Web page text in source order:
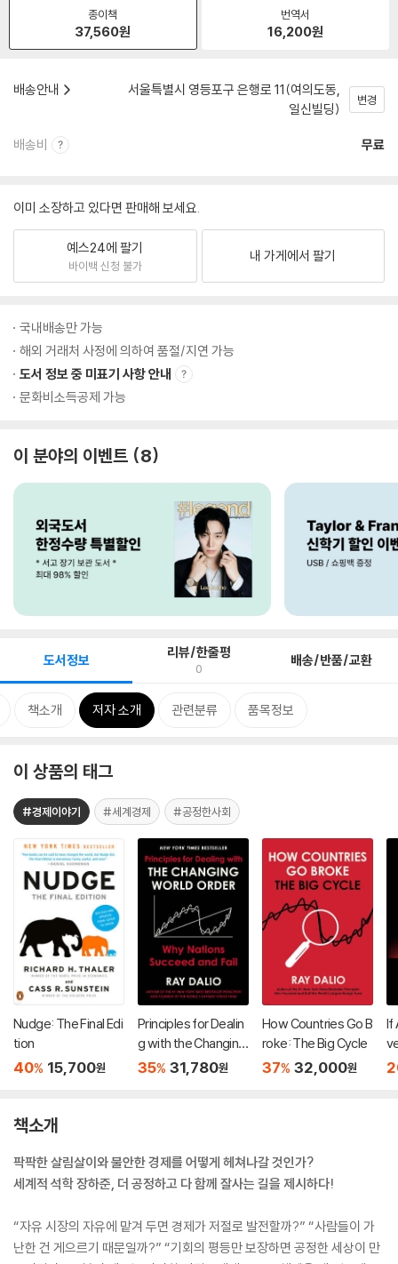
종이책
37,560원
번역서
16,200원
배송안내
서울특별시 영등포구 은행로 11(여의도동,
일신빌딩)
변경
배송비 무료
이미 소장하고 있다면 판매해 보세요.
예스24에 팔기
바이백 신청 불가
내 가게에서 팔기
국내배송만 가능
해외 거래처 사정에 의하여 품절/지연 가능
도서 정보 중 미표기 사항 안내
문화비소득공제 가능
이 분야의 이벤트 8
도서정보 리뷰/한줄평
0 배송/반품/교환
책소개 저자 소개 관련분류 품목정보
이 상품의 태그
#경제이야기 #세계경제 #공정한사회
Nudge: The Final Edi
tion
40% 15,700원
Principles for Dealin
g with the Changing
World Order
35% 31,780원
How Countries Go B
roke: The Big Cycle
37% 32,000원
If
책소개
팍팍한 살림살이와 불안한 경제를 어떻게 헤쳐나갈 것인가?
세계적 석학 장하준, 더 공정하고 다 함께 잘사는 길을 제시하다!
“자유 시장의 자유에 맡겨 두면 경제가 저절로 발전할까?” “사람들이 가
난한 건 게으르기 때문일까?” “기회의 평등만 보장하면 공정한 세상이 만